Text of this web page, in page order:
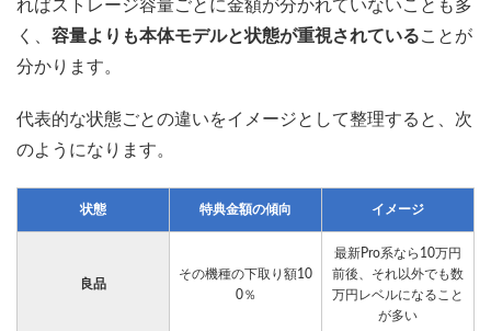
ればストレージ容量ごとに金額が分かれていないことも多
く、 容量よりも本体モデルと状態が重視されていることが
分かります。
代表的な状態ごとの違いをイメージとして整理すると、次
のようになります。
状態 特典金額の傾向 イメージ
良品
その機種の下取り額10
0％
最新Pro系なら10万円
前後、それ以外でも数
万円レベルになること
が多い